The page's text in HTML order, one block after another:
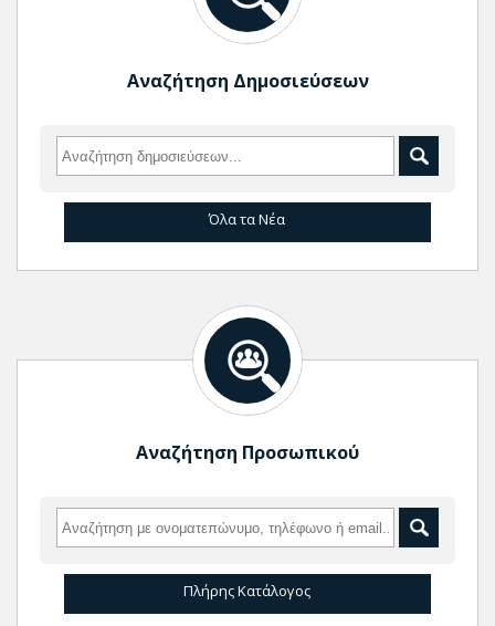
Αναζήτηση Δημοσιεύσεων
Όλα τα Νέα
Αναζήτηση Προσωπικού
Πλήρης Κατάλογος